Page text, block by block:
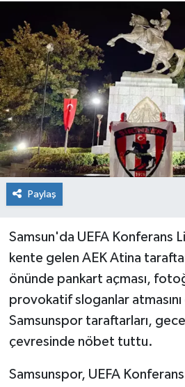
Paylaş
Samsun'da UEFA Konferans
kente gelen AEK Atina
önünde pankart açması,
provokatif sloganlar
Samsunspor taraftarları,
çevresinde nöbet tuttu.
Samsunspor, UEFA
Medya
Politika
Sağlık
Spor
Turizm
Yaşam